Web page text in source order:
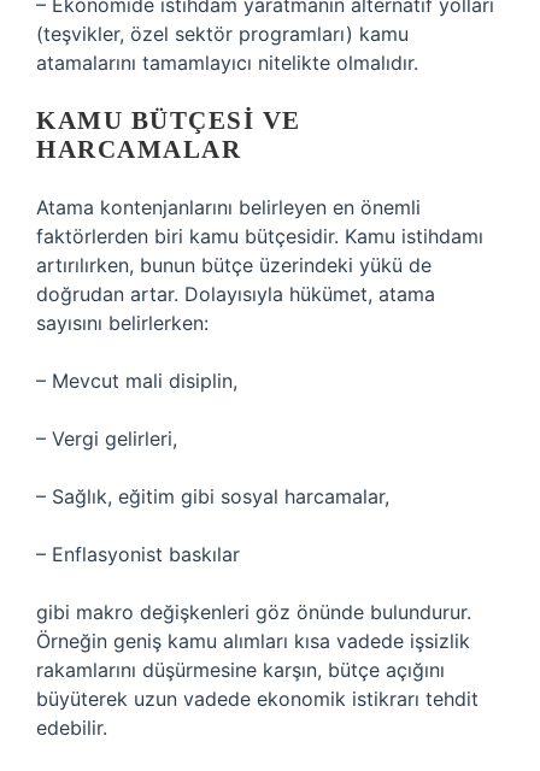
– Ekonomide istihdam yaratmanın alternatif yolları
(teşvikler, özel sektör programları) kamu
atamalarını tamamlayıcı nitelikte olmalıdır.
KAMU BÜTÇESI VE
HARCAMALAR
Atama kontenjanlarını belirleyen en önemli
faktörlerden biri kamu bütçesidir. Kamu istihdamı
artırılırken, bunun bütçe üzerindeki yükü de
doğrudan artar. Dolayısıyla hükümet, atama
sayısını belirlerken:
– Mevcut mali disiplin,
– Vergi gelirleri,
– Sağlık, eğitim gibi sosyal harcamalar,
– Enflasyonist baskılar
gibi makro değişkenleri göz önünde bulundurur.
Örneğin geniş kamu alımları kısa vadede işsizlik
rakamlarını düşürmesine karşın, bütçe açığını
büyüterek uzun vadede ekonomik istikrarı tehdit
edebilir.